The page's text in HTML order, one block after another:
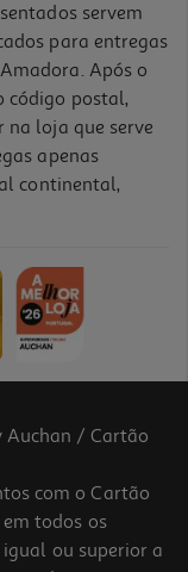
servem
para entregas
Após o
código postal,
na loja que serve
apenas
continental,
Auchan / Cartão
com o Cartão
todos os
ou superior a